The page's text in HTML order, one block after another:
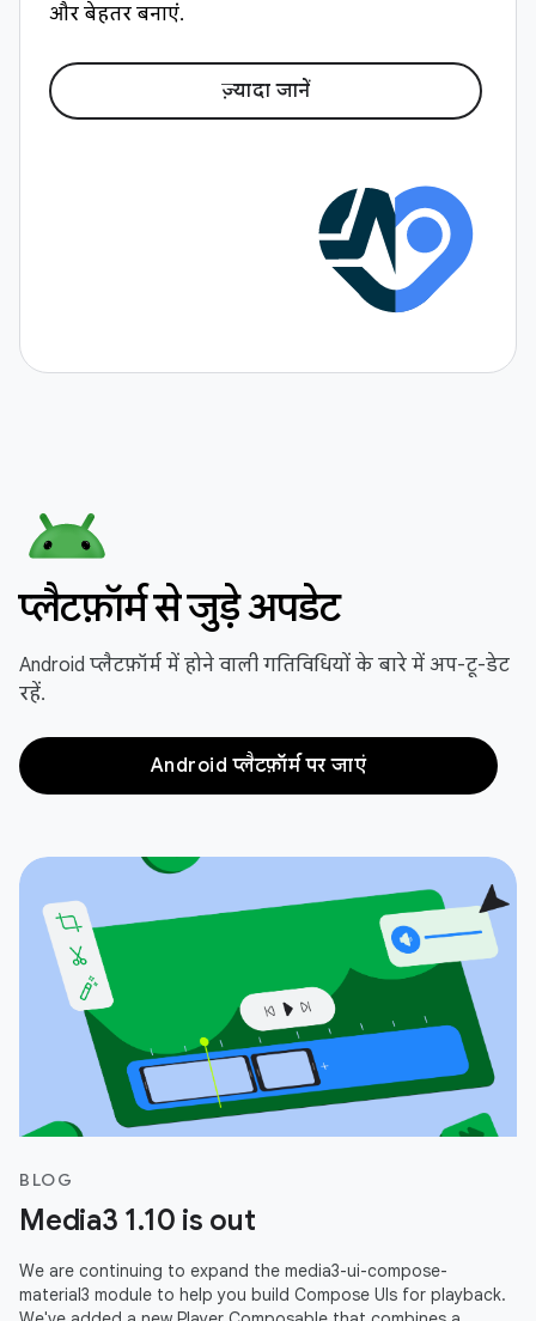
और बेहतर बनाएं.
ज़्यादा जानें
प्लैटफ़ॉर्म से जुड़े अपडेट
Android प्लैटफ़ॉर्म में होने वाली गतिविधियों के बारे में अप-टू-डेट
रहें.
Android प्लैटफ़ॉर्म पर जाएं
BLOG
Media3 1.10 is out
We are continuing to expand the media3-ui-compose-
material3 module to help you build Compose UIs for playback.